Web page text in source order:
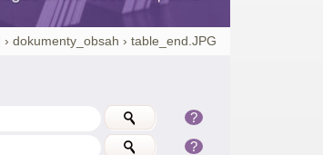
›dokumenty_obsah ›table_end.JPG
?
?